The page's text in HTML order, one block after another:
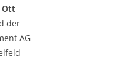
Ott
der
AG